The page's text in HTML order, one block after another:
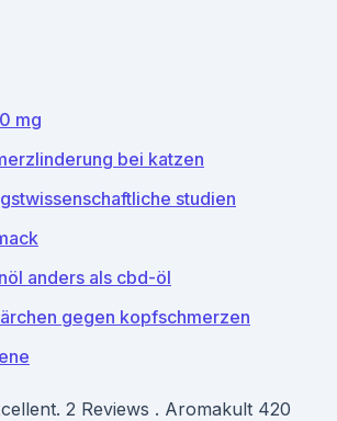
mg
bei katzen
studien
anders als cbd-öl
gegen kopfschmerzen
2 Reviews . Aromakult 420